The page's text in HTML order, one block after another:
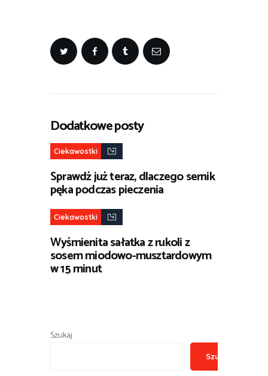
Dodatkowe posty
Ciekawostki
Sprawdź już teraz, dlaczego sernik
pęka podczas pieczenia
Ciekawostki
Wyśmienita sałatka z rukoli z
sosem miodowo-musztardowym
w 15 minut
Szukaj
Szukaj